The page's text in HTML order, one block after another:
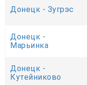
Донецк - Зугрэс
Донецк -
Марьинка
Донецк -
Кутейниково